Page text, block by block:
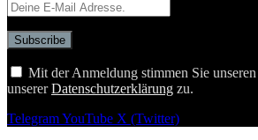
Mit der Anmeldung stimmen Sie
unsererDatenschutzerklärung zu.
TelegramYouTube X (Twitter)